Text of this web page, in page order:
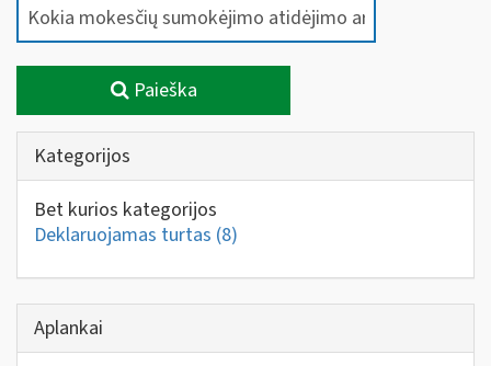
Paieška
Kategorijos
Bet kurios kategorijos
Deklaruojamas turtas (8)
Aplankai